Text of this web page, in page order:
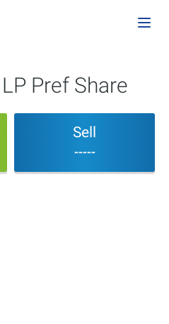
Pref Share
Sell
-----